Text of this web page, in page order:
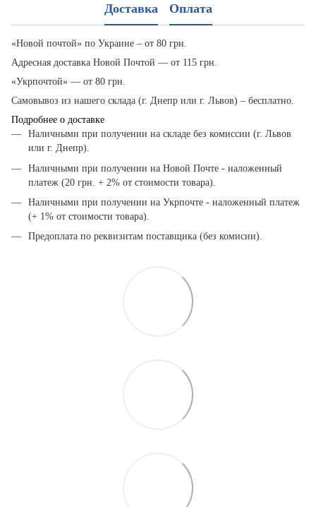
Доставка Оплата
«Новой почтой» по Украине – от 80 грн.
Адресная доставка Новой Почтой — от 115 грн.
«Укрпочтой» — от 80 грн.
Самовывоз из нашего склада (г. Днепр или г. Львов) – бесплатно.
Подробнее о доставке
Наличными при получении на складе без комиссии (г. Львов
или г. Днепр).
Наличными при получении на Новой Почте - наложенный
платеж (20 грн. + 2% от стоимости товара).
Наличными при получении на Укрпочте - наложенный платеж
(+ 1% от стоимости товара).
Предоплата по реквизитам поставщика (без комисии).